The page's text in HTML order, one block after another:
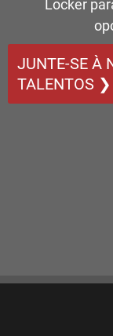
Locker
JUNTE-SE À
TALENTOS ❯